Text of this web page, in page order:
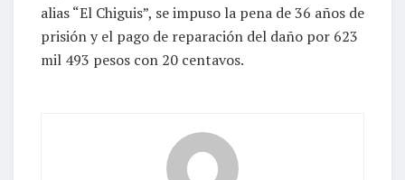
alias “El Chiguis”, se impuso la pena de 36 años de
prisión y el pago de reparación del daño por 623
mil 493 pesos con 20 centavos.